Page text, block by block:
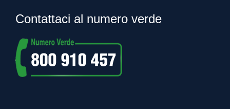
Contattaci al numero verde